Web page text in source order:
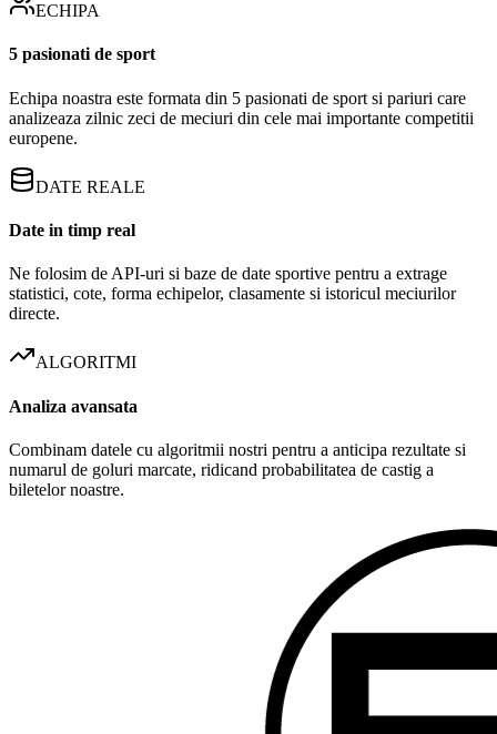
ECHIPA
5 pasionati de sport
Echipa noastra este formata din 5 pasionati de sport si pariuri care
analizeaza zilnic zeci de meciuri din cele mai importante competitii
europene.
DATE REALE
Date in timp real
Ne folosim de API-uri si baze de date sportive pentru a extrage
statistici, cote, forma echipelor, clasamente si istoricul meciurilor
directe.
ALGORITMI
Analiza avansata
Combinam datele cu algoritmii nostri pentru a anticipa rezultate si
numarul de goluri marcate, ridicand probabilitatea de castig a
biletelor noastre.